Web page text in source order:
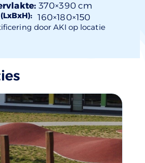
370×390 cm
160×180×150
door AKI op locatie